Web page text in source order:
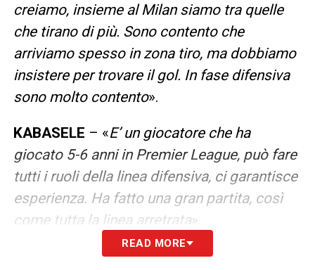
creiamo, insieme al Milan siamo tra quelle
che tirano di più. Sono contento che
arriviamo spesso in zona tiro, ma dobbiamo
insistere per trovare il gol. In fase difensiva
sono molto contento».
KABASELE – «E’ un giocatore che ha
giocato 5-6 anni in Premier League, può fare
tutti i ruoli della linea difensiva, ci garantisce
esperienza. Ha fatto una gran partita, così
come tutta la linea arretrata».
– «Stanno lavorando bene,
READ MORE